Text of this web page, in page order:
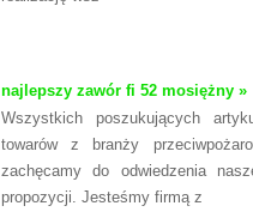
najlepszy zawór fi 52 mosiężny »
Wszystkich poszukujących
towarów z branży
zachęcamy do odwiedzenia
propozycji. Jesteśmy firmą z